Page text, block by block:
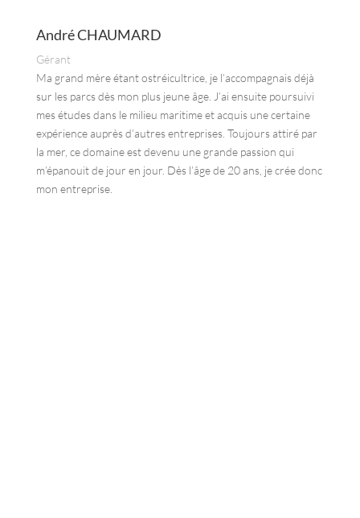
André CHAUMARD
Gérant
Ma grand mère étant ostréicultrice, je l’accompagnais déjà
sur les parcs dès mon plus jeune âge. J’ai ensuite poursuivi
mes études dans le milieu maritime et acquis une certaine
expérience auprès d’autres entreprises. Toujours attiré par
la mer, ce domaine est devenu une grande passion qui
m’épanouit de jour en jour. Dès l’âge de 20 ans, je crée donc
mon entreprise.